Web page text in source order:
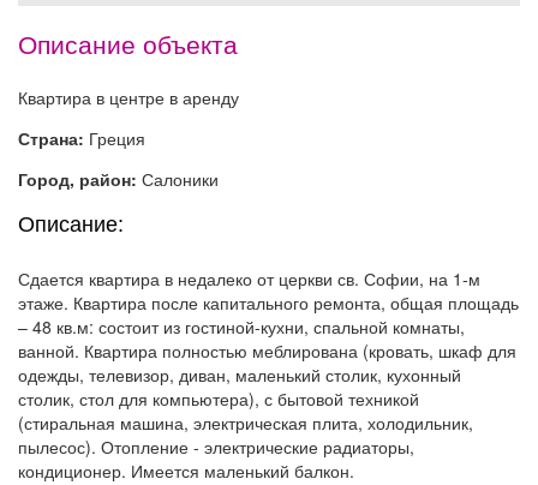
Описание объекта
Квартира в центре в аренду
Страна: Греция
Город, район: Салоники
Описание:
Сдается квартира в недалеко от церкви св. Софии, на 1-м
этаже. Квартира после капитального ремонта, общая площадь
– 48 кв.м: состоит из гостиной-кухни, спальной комнаты,
ванной. Квартира полностью меблирована (кровать, шкаф для
одежды, телевизор, диван, маленький столик, кухонный
столик, стол для компьютера), с бытовой техникой
(стиральная машина, электрическая плита, холодильник,
пылесос). Отопление - электрические радиаторы,
кондиционер. Имеется маленький балкон.